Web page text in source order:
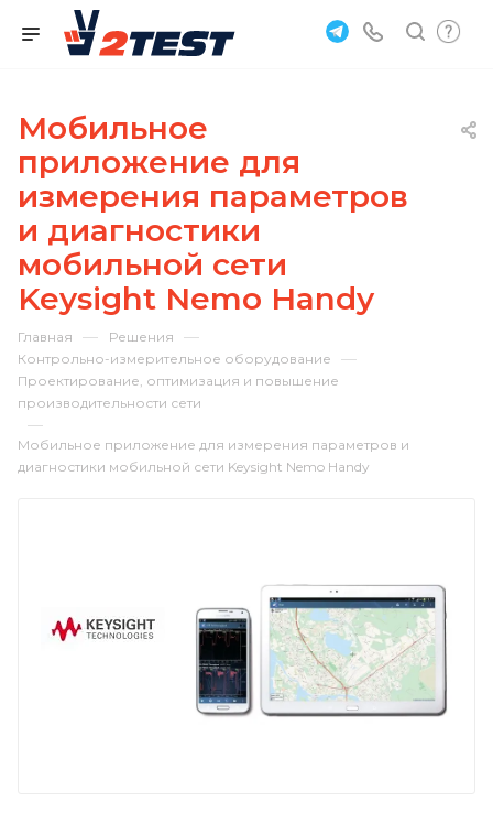
Мобильное
приложение для
измерения параметров
и диагностики
мобильной сети
Keysight Nemo Handy
Главная — Решения —
Контрольно-измерительное оборудование —
Проектирование, оптимизация и повышение
производительности сети
—
Мобильное приложение для измерения параметров и
диагностики мобильной сети Keysight Nemo Handy